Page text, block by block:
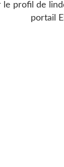
le profil de
portail